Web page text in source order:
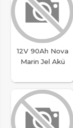
12V 90Ah Nova
Marin Jel Akü